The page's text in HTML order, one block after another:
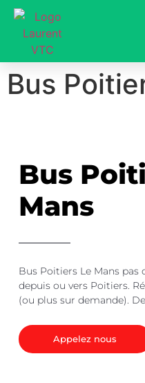
Bus
Bus
Mans
Bus Poitiers Le Mans pas
depuis ou vers Poitiers.
(ou plus sur demande).
Appelez nous